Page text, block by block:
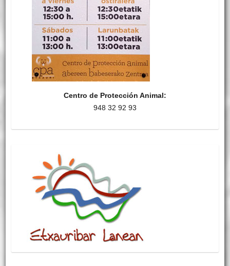
Centro de Protección Animal:
948 32 92 93